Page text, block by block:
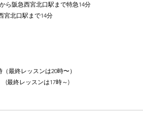
ら阪急西宮北口駅まで特急14分
宮北口駅まで14分
最終レッスンは20時〜）
(最終レッスンは17時～)